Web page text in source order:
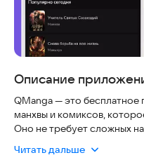
Описание
QManga — это бесплатное
манхвы и комиксов,
Оно не требует сложных
благодаря регулярному
Читать дальше